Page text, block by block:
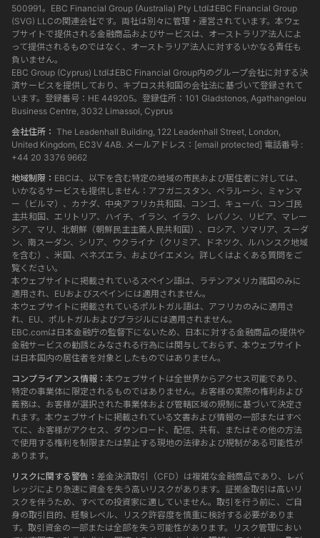
500991。EBC Financial Group (Australia) Pty LtdはEBC Financial Group
(SVG) LLCの関連会社です。両社は別々に管理・運営されています。本ウェ
ブサイトで提供される金融商品およびサービスは、オーストラリア法人によ
って提供されるものではなく、オーストラリア法人に対するいかなる責任も
負いません。
EBC Group (Cyprus) LtdはEBC Financial Group内のグループ会社に対する決
済サービスを提供しており、キプロス共和国の会社法に基づいて登録されて
います。登録番号：HE 449205。登録住所：101 Gladstonos, Agathangelou
Business Centre, 3032 Limassol, Cyprus
会社住所： The Leadenhall Building, 122 Leadenhall Street, London,
United Kingdom, EC3V 4AB. メールアドレス： [email protected] 電話番号 :
+44 20 3376 9662
地域制限： EBCは、以下を含む特定の地域の市民および居住者に対しては、
いかなるサービスも提供しません：アフガニスタン、ベラルーシ、ミャンマ
ー（ビルマ）、カナダ、中央アフリカ共和国、コンゴ、キューバ、コンゴ民
主共和国、エリトリア、ハイチ、イラン、イラク、レバノン、リビア、マレー
シア、マリ、北朝鮮（朝鮮民主主義人民共和国）、ロシア、ソマリア、スーダ
ン、南スーダン、シリア、ウクライナ（クリミア、ドネツク、ルハンスク地域
を含む）、米国、ベネズエラ、およびイエメン。詳しくはよくある質問をご
覧ください。
本ウェブサイトに掲載されているスペイン語は、ラテンアメリカ諸国のみに
適用され、EUおよびスペインには適用されません。
本ウェブサイトに掲載されているポルトガル語は、アフリカのみに適用さ
れ、EU、ポルトガルおよびブラジルには適用されません。
EBC.comは日本金融庁の監督下にないため、日本に対する金融商品の提供や
金融サービスの勧誘とみなされる行為には関与しておらず、本ウェブサイト
は日本国内の居住者を対象としたものではありません。
コンプライアンス情報： 本ウェブサイトは全世界からアクセス可能であり、
特定の事業体に限定されるものではありません。お客様の実際の権利および
義務は、お客様が選択された事業体および管轄区域の規制に基づいて決定さ
れます。本ウェブサイトに掲載されている文書および情報の一部またはすべ
てに、お客様がアクセス、ダウンロード、配信、共有、またはその他の方法
で使用する権利を制限または禁止する現地の法律および規制がある可能性が
あります。
リスクに関する警告： 差金決済取引（CFD）は複雑な金融商品であり、レバ
レッジにより急速に資金を失う高いリスクがあります。証拠金取引は高いリ
スクを伴うため、すべての投資家に適していません。取引を行う前に、ご自
身の取引目的、経験レベル、リスク許容度を慎重に検討する必要がありま
す。取引資金の一部または全部を失う可能性があります。リスク管理におい